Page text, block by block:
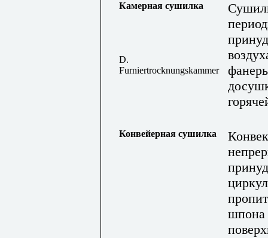
Камерная сушилка
D.
Furniertrocknungskammer
Конвейерная сушилка
шпона